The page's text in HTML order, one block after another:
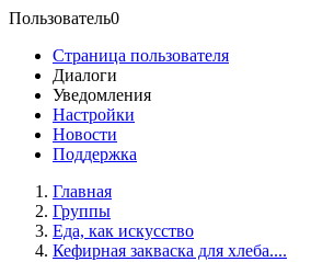
Пользователь0
Страница пользователя
Диалоги
Уведомления
Настройки
Новости
Поддержка
Главная
Группы
Еда, как искусство
Кефирная закваска для хлеба....